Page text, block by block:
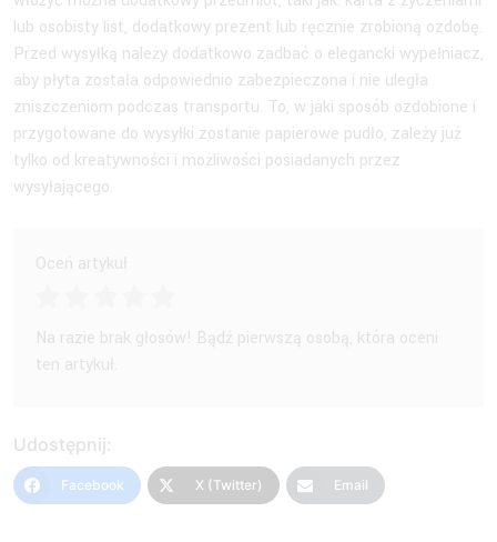
lub osobisty list, dodatkowy prezent lub ręcznie zrobioną ozdobę.
Przed wysyłką należy dodatkowo zadbać o elegancki wypełniacz,
aby płyta została odpowiednio zabezpieczona i nie uległa
zniszczeniom podczas transportu. To, w jaki sposób ozdobione i
przygotowane do wysyłki zostanie papierowe pudło, zależy już
tylko od kreatywności i możliwości posiadanych przez
wysyłającego.
Oceń artykuł
Na razie brak głosów! Bądź pierwszą osobą, która oceni
ten artykuł.
Udostępnij:
Facebook X (Twitter) Email